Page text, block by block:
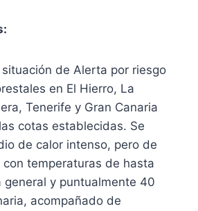
de Alerta por riesgo
en El Hierro, La
Tenerife y Gran Canaria
cotas establecidas. Se
de calor intenso, pero de
temperaturas de hasta
general y puntualmente 40
acompañado de